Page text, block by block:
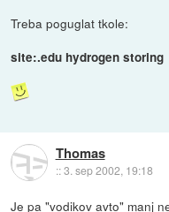
Treba poguglat tkole:
site:.edu hydrogen storing
Thomas
::3. sep 2002, 19:18
Je pa "vodikov avto" manj